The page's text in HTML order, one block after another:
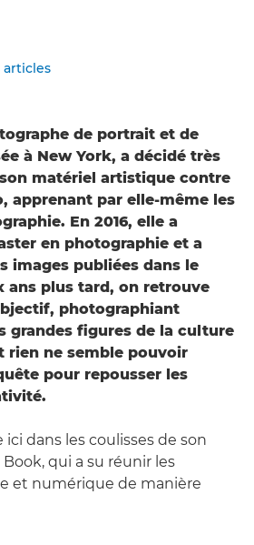
articles
de portrait et de
à New York, a décidé très
matériel artistique contre
apprenant par elle-même les
En 2016, elle a
en photographie et a
images publiées dans le
ans plus tard, on retrouve
photographiant
grandes figures de la culture
rien ne semble pouvoir
pour repousser les
dans les coulisses de son
qui a su réunir les
et numérique de manière